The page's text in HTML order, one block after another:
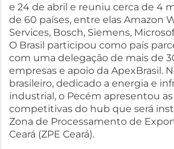
e 24 de abril e reuniu cerca de 4
de 60 países, entre elas Amazon
Services, Bosch, Siemens,
O Brasil participou como país
com uma delegação de mais de
empresas e apoio da ApexBrasil.
brasileiro, dedicado a energia e
industrial, o Pecém apresentou
competitivas do hub que será
Zona de Processamento de
Ceará (ZPE Ceará).